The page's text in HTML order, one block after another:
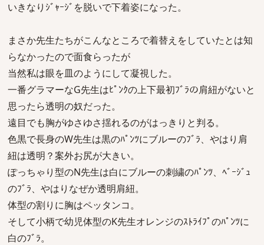
いきなりｼﾞｬｰｼﾞを脱いで下着姿になった。
まさか先生たちがこんなところで着替えをしていたとは知
らなかったので面食らったが
当然私は眼を皿のようにして凝視した。
一番グラマーなG先生はﾋﾟﾝｸの上下最初ﾌﾞﾗの肩紐がないと
思ったら透明の奴だった。
遠目でも胸がゆさゆさ揺れるのがはっきりと判る。
色黒で長身のW先生は黒のﾊﾟﾝﾂにブルーのﾌﾞﾗ、やはり肩
紐は透明？案外お尻が大きい。
ぽっちゃり型のN先生は白にブルーの刺繍のﾊﾟﾝﾂ、ﾍﾞｰｼﾞｭ
のﾌﾞﾗ、やはりなぜか透明肩紐。
体型の割りに胸はペッタンコ。
そして小柄で幼児体型のK先生オレンジのｽﾄﾗｲﾌﾟのﾊﾟﾝﾂに
白のﾌﾞﾗ。